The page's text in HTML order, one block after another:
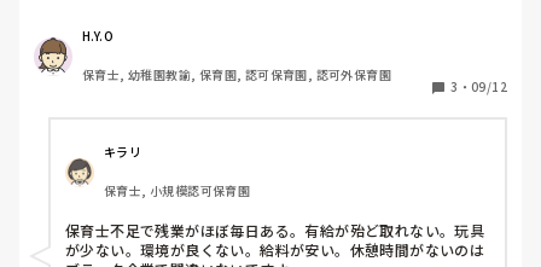
H.Y.O
保育士, 幼稚園教諭, 保育園, 認可保育園, 認可外保育園
3 ・ 09/12
キラリ
保育士, 小規模認可保育園
保育士不足で残業がほぼ毎日ある。有給が殆ど取れない。玩具
が少ない。環境が良くない。給料が安い。休憩時間がないのは